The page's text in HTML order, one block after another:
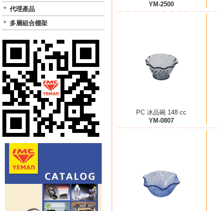
代理產品
多層組合棚架
YM-2500
PC 冰品碗 148 cc
YM-0807